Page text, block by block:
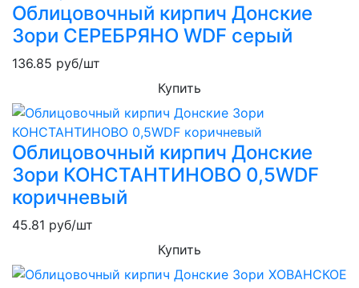
Облицовочный кирпич Донские
Зори СЕРЕБРЯНО WDF серый
136.85 руб/шт
Купить
Облицовочный кирпич Донские
Зори КОНСТАНТИНОВО 0,5WDF
коричневый
45.81 руб/шт
Купить